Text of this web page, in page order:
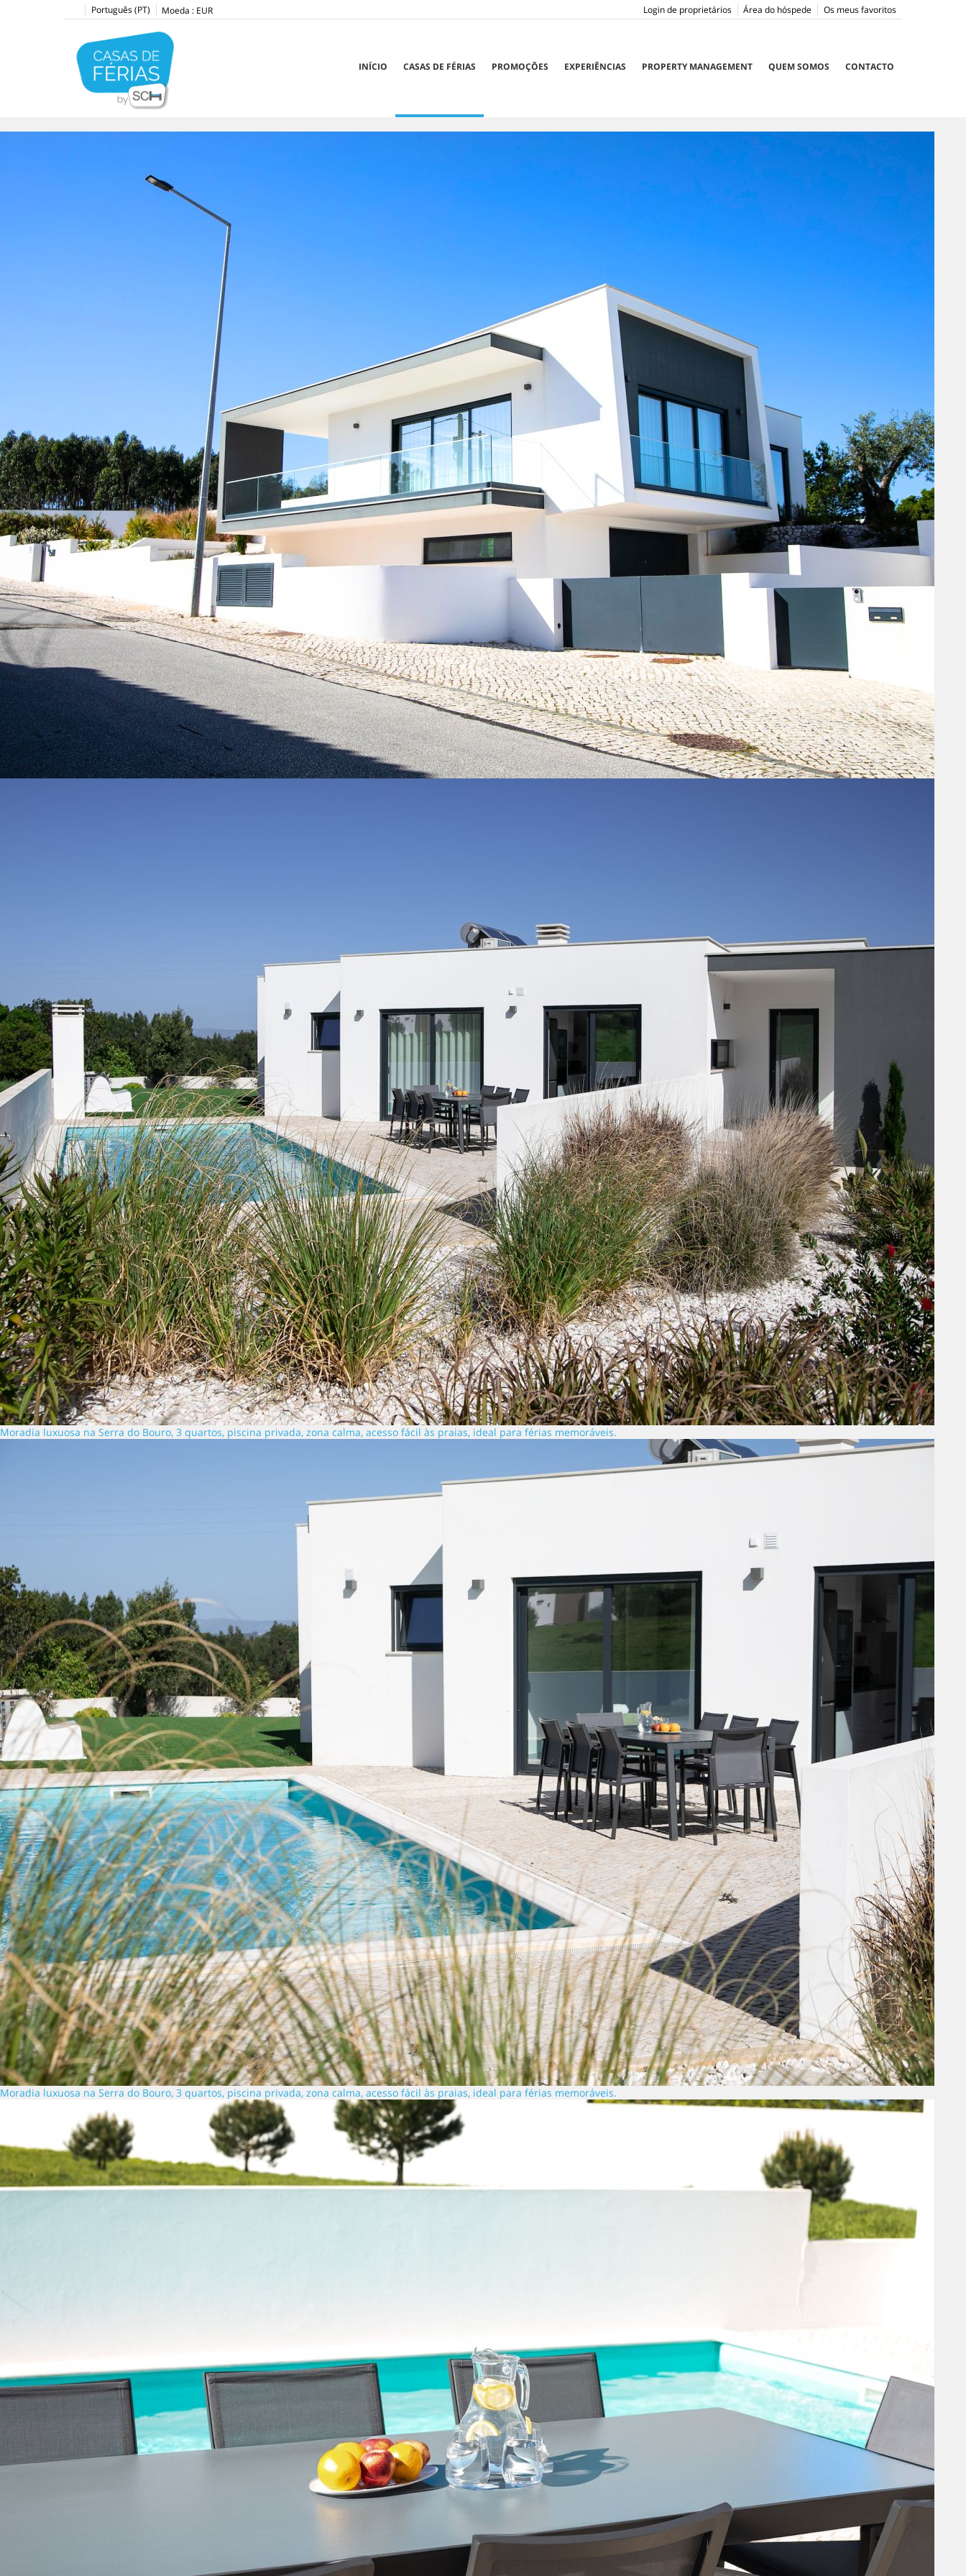
Português (PT) Moeda : EUR Os meus favoritos
Área do hóspede
Login de proprietários
INÍCIO CASAS DE FÉRIAS PROMOÇÕES EXPERIÊNCIAS PROPERTY MANAGEMENT QUEM SOMOS CONTACTO
Moradia luxuosa na Serra do Bouro, 3 quartos, piscina privada, zona calma, acesso fácil às praias, ideal para férias memoráveis.
Moradia luxuosa na Serra do Bouro, 3 quartos, piscina privada, zona calma, acesso fácil às praias, ideal para férias memoráveis.